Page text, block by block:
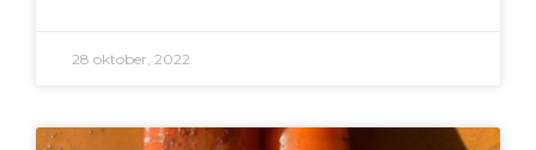
28 oktober, 2022